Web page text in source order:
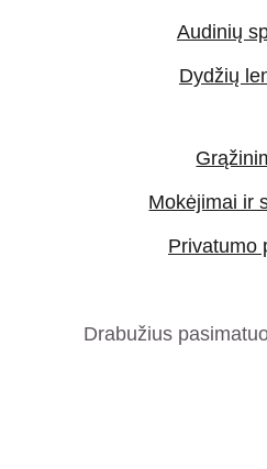
Mokėjimai ir
Drabužius
Privatumo
Audinių
Dydžių